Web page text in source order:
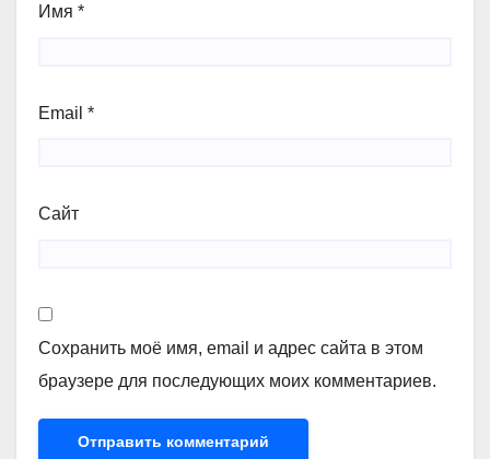
Имя *
Email *
Сайт
Сохранить моё имя, email и адрес сайта в этом
браузере для последующих моих комментариев.